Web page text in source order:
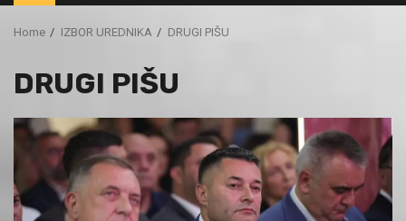
Menu
Home IZBOR UREDNIKA DRUGI PIŠU
DRUGI PIŠU